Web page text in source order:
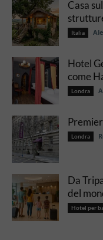
Casa
Italia
Hotel
come
Londra
Londra
Da
del
Hotel per